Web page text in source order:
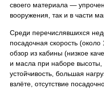
своего материала —
вооружения, так и в части
Среди перечислявшихся
посадочная скорость
обзор из кабины (низкое
и масла при наборе высоты,
устойчивость, большая
взлёте, отсутствие